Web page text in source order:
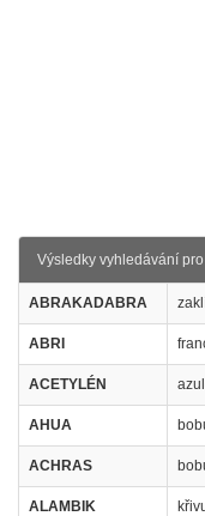
Výsledky vyhledávání pro
ABRAKADABRA
ABRI
ACETYLÉN
AHUA
ACHRAS
ALAMBIK